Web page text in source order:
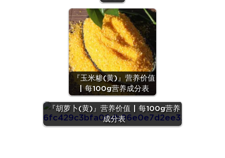
『玉米糁(黄)』营养价值
| 每100g营养成分表
『胡萝卜(黄)』营养价值 | 每100g营养
成分表